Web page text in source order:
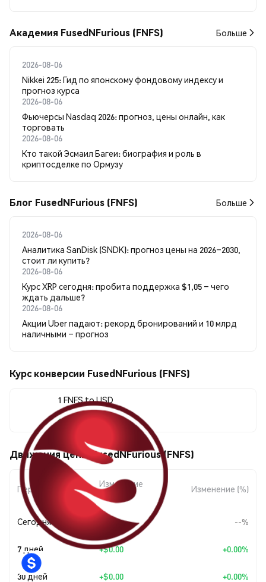
Академия FusedNFurious (FNFS) Больше
2026-08-06
Nikkei 225: Гид по японскому фондовому индексу и
прогноз курса
2026-08-06
Фьючерсы Nasdaq 2026: прогноз, цены онлайн, как
торговать
2026-08-06
Кто такой Эсмаил Багеи: биография и роль в
криптосделке по Ормузу
Блог FusedNFurious (FNFS) Больше
2026-08-06
Аналитика SanDisk (SNDK): прогноз цены на 2026–2030,
стоит ли купить?
2026-08-06
Курс XRP сегодня: пробита поддержка $1,05 – чего
ждать дальше?
2026-08-06
Акции Uber падают: рекорд бронирований и 10 млрд
наличными – прогноз
Курс конверсии FusedNFurious (FNFS)
1 FNFS to USD
$0.00000018
Движения цены FusedNFurious (FNFS)
Период
Изменение
Изменение (%)
Сегодня -- --%
7 дней +$0.00 +0.00%
30 дней +$0.00 +0.00%